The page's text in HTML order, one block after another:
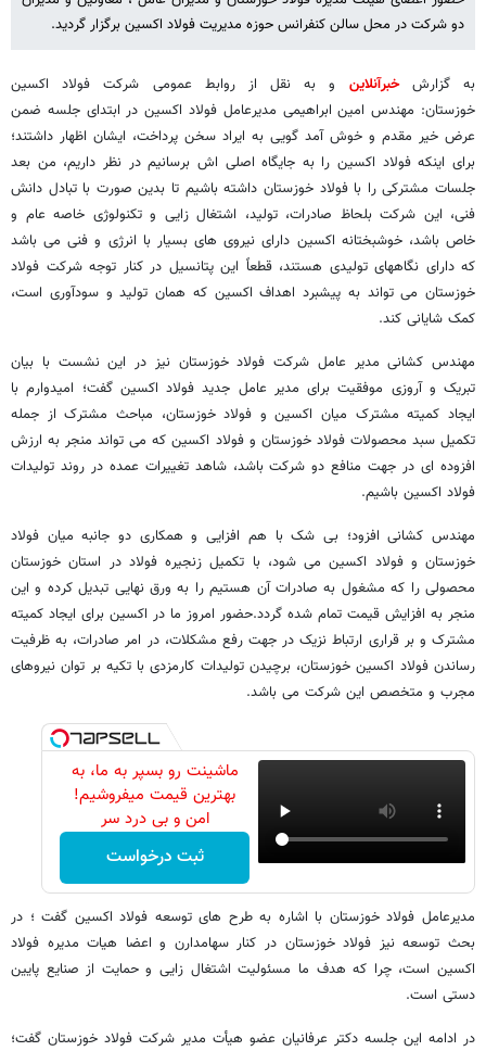
دو شرکت در محل سالن کنفرانس حوزه مدیریت فولاد اکسین برگزار گردید.
به گزارشخبرآنلاین و به نقل از روابط عمومی شرکت فولاد اکسین
خوزستان: مهندس امین ابراهیمی مدیرعامل فولاد اکسین در ابتدای جلسه ضمن
عرض خیر مقدم و خوش آمد گویی به ایراد سخن پرداخت، ایشان اظهار داشتند؛
برای اینکه فولاد اکسین را به جایگاه اصلی اش برسانیم در نظر داریم، من بعد
جلسات مشترکی را با فولاد خوزستان داشته باشیم تا بدین صورت با تبادل دانش
فنی، این شرکت بلحاظ صادرات، تولید، اشتغال زایی و تکنولوژی خاصه عام و
خاص باشد، خوشبختانه اکسین دارای نیروی های بسیار با انرژی و فنی می باشد
که دارای نگاههای تولیدی هستند، قطعاً این پتانسیل در کنار توجه شرکت فولاد
خوزستان می تواند به پیشبرد اهداف اکسین که همان تولید و سودآوری است،
کمک شایانی کند.
مهندس کشانی مدیر عامل شرکت فولاد خوزستان نیز در این نشست با بیان
تبریک و آروزی موفقیت برای مدیر عامل جدید فولاد اکسین گفت؛ امیدوارم با
ایجاد کمیته مشترک میان اکسین و فولاد خوزستان، مباحث مشترک از جمله
تکمیل سبد محصولات فولاد خوزستان و فولاد اکسین که می تواند منجر به ارزش
افزوده ای در جهت منافع دو شرکت باشد، شاهد تغییرات عمده در روند تولیدات
فولاد اکسین باشیم.
مهندس کشانی افزود؛ بی شک با هم افزایی و همکاری دو جانبه میان فولاد
خوزستان و فولاد اکسین می شود، با تکمیل زنجیره فولاد در استان خوزستان
محصولی را که مشغول به صادرات آن هستیم را به ورق نهایی تبدیل کرده و این
منجر به افزایش قیمت تمام شده گردد.حضور امروز ما در اکسین برای ایجاد کمیته
مشترک و بر قراری ارتباط نزیک در جهت رفع مشکلات، در امر صادرات، به ظرفیت
رساندن فولاد اکسین خوزستان، برچیدن تولیدات کارمزدی با تکیه بر توان نیروهای
مجرب و متخصص این شرکت می باشد.
ماشینت رو بسپر به ما، به
بهترین قیمت میفروشیم!
امن و بی درد سر
ثبت درخواست
مدیرعامل فولاد خوزستان با اشاره به طرح های توسعه فولاد اکسین گفت ؛ در
بحث توسعه نیز فولاد خوزستان در کنار سهامدارن و اعضا هیات مدیره فولاد
اکسین است، چرا که هدف ما مسئولیت اشتغال زایی و حمایت از صنایع پایین
دستی است.
در ادامه این جلسه دکتر عرفانیان عضو هیأت مدیر شرکت فولاد خوزستان گفت؛